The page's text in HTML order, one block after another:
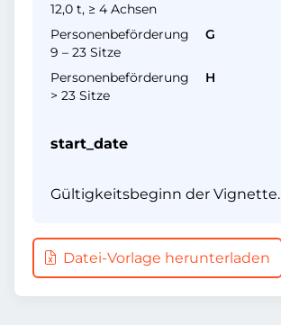
12,0 t, ≥ 4 Achsen
Personenbeförderung
9 – 23 Sitze
G
Personenbeförderung
> 23 Sitze
H
start_date
Gültigkeitsbeginn der Vignette.
Datei-Vorlage herunterladen